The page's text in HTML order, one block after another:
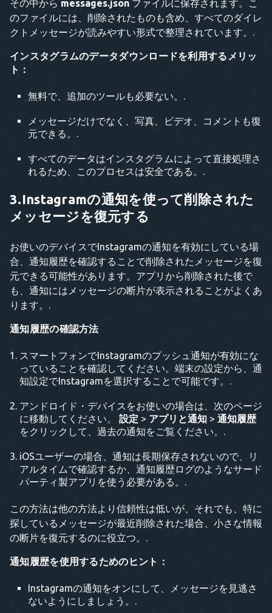
その中から messages.json ファイルに保存されます。こ
のファイルには、削除されたものも含め、すべてのダイレ
クトメッセージが読みやすい形式で整理されています。.
インスタグラムのデータダウンロードを利用するメリッ
ト：
無料で、追加のツールも必要ない。.
メッセージだけでなく、写真、ビデオ、コメントも復
元できる。.
すべてのデータはインスタグラムによって直接処理さ
れるため、このプロセスは安全である。.
3.Instagramの通知を使って削除された
メッセージを復元する
お使いのデバイスでInstagramの通知を有効にしている場
合、通知履歴を確認することで削除されたメッセージを復
元できる可能性があります。アプリから削除された後で
も、通知にはメッセージの断片が表示されることがよくあ
ります。.
通知履歴の確認方法
スマートフォンでInstagramのプッシュ通知が有効にな
っていることを確認してください。端末の設定から、通
知設定でInstagramを選択することで可能です。.
アンドロイド・デバイスをお使いの場合は、次のページ
に移動してください。 設定 > アプリと通知 > 通知履歴
をクリックして、過去の通知をご覧ください。.
iOSユーザーの場合、通知は長期保存されないので、リ
アルタイムで確認するか、通知履歴ログのようなサード
パーティ製アプリを使う必要がある。.
この方法は他の方法より信頼性は低いが、それでも、特に
探しているメッセージが最近削除された場合、小さな情報
の断片を復元するのに役立つ。.
通知履歴を使用するためのヒント：
Instagramの通知をオンにして、メッセージを見逃さ
ないようにしましょう。.